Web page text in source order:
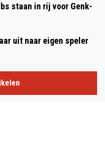
staan in rij voor Genk-
uit naar eigen speler